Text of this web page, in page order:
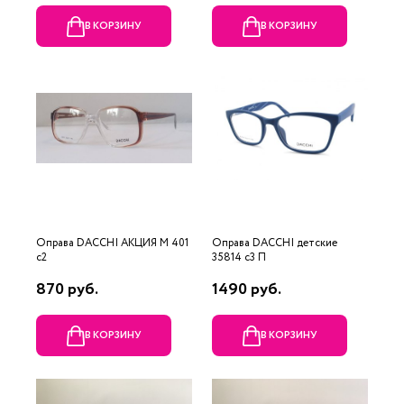
В КОРЗИНУ В КОРЗИНУ
Оправа DACCHI АКЦИЯ М 401
c2
870 руб.
В КОРЗИНУ
Оправа DACCHI детские
35814 c3 П
1490 руб.
В КОРЗИНУ